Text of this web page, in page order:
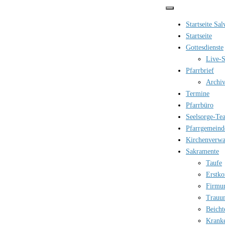
Startseite
Startseite
Gottesdienste
Live-
Pfarrbrief
Termine
Pfarrbüro
Seelsorge-
Sakramente
Taufe